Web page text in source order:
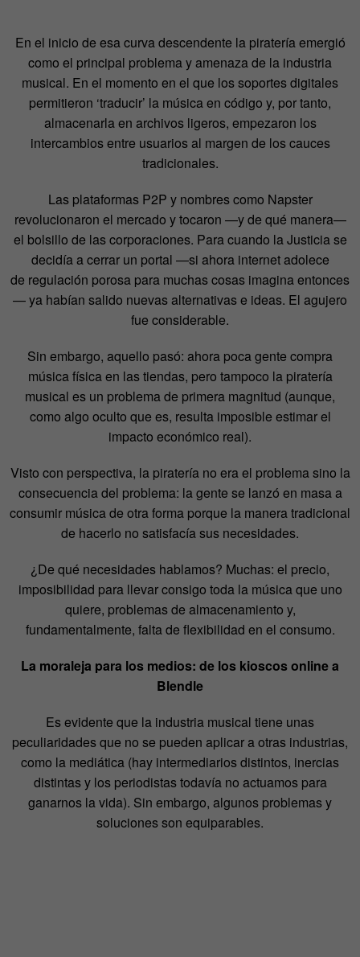
En el inicio de esa curva descendente la piratería emergió
como el principal problema y amenaza de la industria
musical. En el momento en el que los soportes digitales
permitieron ‘traducir’ la música en código y, por tanto,
almacenarla en archivos ligeros, empezaron los
intercambios entre usuarios al margen de los cauces
tradicionales.
Las plataformas P2P y nombres como Napster
revolucionaron el mercado y tocaron —y de qué manera—
el bolsillo de las corporaciones. Para cuando la Justicia se
decidía a cerrar un portal —si ahora internet adolece
de regulación porosa para muchas cosas imagina entonces
— ya habían salido nuevas alternativas e ideas. El agujero
fue considerable.
Sin embargo, aquello pasó: ahora poca gente compra
música física en las tiendas, pero tampoco la piratería
musical es un problema de primera magnitud (aunque,
como algo oculto que es, resulta imposible estimar el
impacto económico real).
Visto con perspectiva, la piratería no era el problema sino la
consecuencia del problema: la gente se lanzó en masa a
consumir música de otra forma porque la manera tradicional
de hacerlo no satisfacía sus necesidades.
¿De qué necesidades hablamos? Muchas: el precio,
imposibilidad para llevar consigo toda la música que uno
quiere, problemas de almacenamiento y,
fundamentalmente, falta de flexibilidad en el consumo.
La moraleja para los medios: de los kioscos online a
Blendle
Es evidente que la industria musical tiene unas
peculiaridades que no se pueden aplicar a otras industrias,
como la mediática (hay intermediarios distintos, inercias
distintas y los periodistas todavía no actuamos para
ganarnos la vida). Sin embargo, algunos problemas y
soluciones son equiparables.